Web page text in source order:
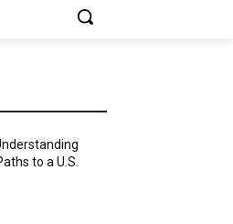
to a U.S.